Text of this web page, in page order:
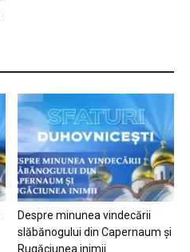
Despre minunea vindecării
slăbănogului din Capernaum și
Rugăciunea inimii